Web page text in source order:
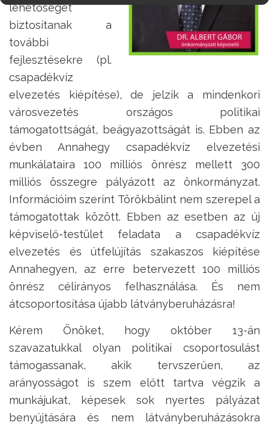
lehetőséget
biztosítanak a
további
fejlesztésekre (pl.
csapadékvíz
elvezetés kiépítése), de jelzik a mindenkori
városvezetés országos politikai
támogatottságát, beágyazottságát is. Ebben az
évben Annahegy csapadékvíz elvezetési
munkálataira 100 milliós önrész mellett 300
milliós összegre pályázott az önkormányzat.
Információim szerint Törökbálint nem szerepel a
támogatottak között. Ebben az esetben az új
képviselő-testület feladata a csapadékvíz
elvezetés és útfelújítás szakaszos kiépítése
Annahegyen, az erre betervezett 100 milliós
önrész célirányos felhasználása. És nem
átcsoportosítása újabb látványberuházásra!
Kérem Önöket, hogy október 13-án
szavazatukkal olyan politikai csoportosulást
támogassanak, akik tervszerűen, az
arányosságot is szem előtt tartva végzik a
munkájukat, képesek sok nyertes pályázat
benyújtására és nem látványberuházásokra